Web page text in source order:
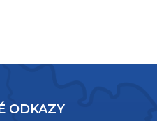
ODKAZY